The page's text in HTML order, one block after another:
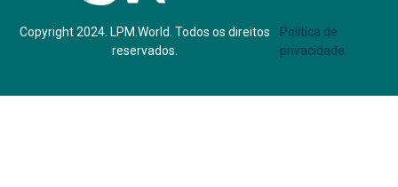
Copyright 2024. LPM.World. Todos os direitos
reservados.
Política de
privacidade.